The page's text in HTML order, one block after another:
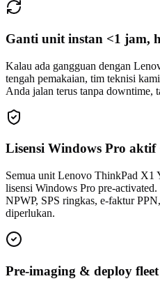
Ganti unit instan <1 jam,
Kalau ada gangguan dengan
tengah pemakaian, tim teknisi
Anda jalan terus tanpa downtime,
Lisensi Windows Pro
Semua unit Lenovo ThinkPad X1
lisensi Windows Pro pre-
NPWP, SPS ringkas, e-faktur
diperlukan.
Pre-imaging & deploy